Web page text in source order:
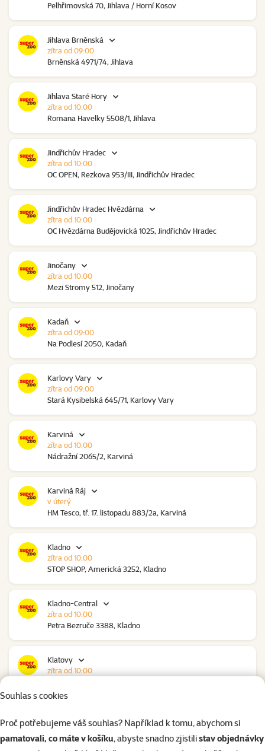
Souhlas s cookies
Proč potřebujeme váš souhlas? Například k tomu, abychom si
pamatovali, co máte v košíku, abyste snadno zjistilistav objednávky
Pelhřimovská 70, Jihlava / Horní Kosov
Jihlava Brněnská
Brněnská 4971/74, Jihlava
zítra od 09:00
Jihlava Staré Hory
Romana Havelky 5508/1, Jihlava
zítra od 10:00
Jindřichův Hradec
OC OPEN, Rezkova 953/III, Jindřichův Hradec
zítra od 10:00
Jindřichův Hradec Hvězdárna
OC Hvězdárna Budějovická 1025, Jindřichův Hradec
zítra od 10:00
Jinočany
Mezi Stromy 512, Jinočany
zítra od 10:00
Kadaň
Na Podlesí 2050, Kadaň
zítra od 09:00
Karlovy Vary
Stará Kysibelská 645/71, Karlovy Vary
zítra od 09:00
Karviná
Nádražní 2065/2, Karviná
zítra od 10:00
Karviná Ráj
HM Tesco, tř. 17. listopadu 883/2a, Karviná
v úterý
Kladno
STOP SHOP, Americká 3252, Kladno
zítra od 10:00
Kladno-Central
Petra Bezruče 3388, Kladno
zítra od 10:00
Klatovy
zítra od 10:00
Polepská 979, Kolín
zítra od 09:00